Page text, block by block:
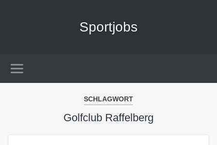
Sportjobs
SCHLAGWORT
Golfclub Raffelberg